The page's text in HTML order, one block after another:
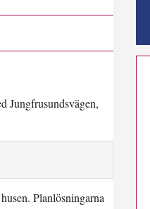
Jungfrusundsvägen,
Planlösningarna